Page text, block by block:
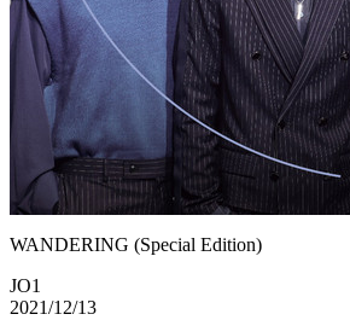
WANDERING (Special Edition)
JO1
2021/12/13